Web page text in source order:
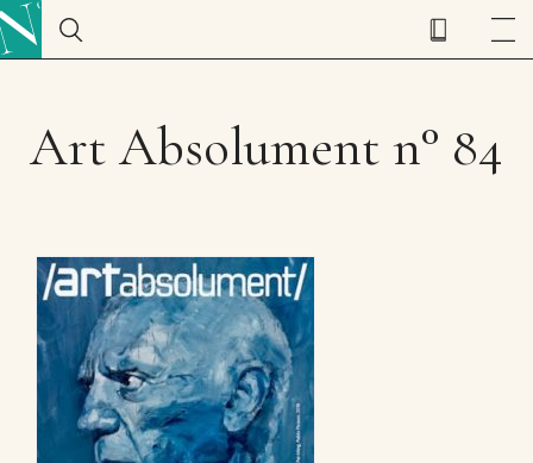
Art Absolument n° 84